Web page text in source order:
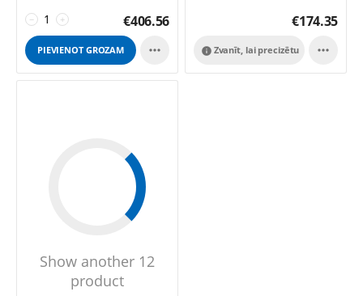
+
− €406.56
PIEVIENOT GROZAM 
€174.35
Zvanīt, lai precizētu
 
Show another 12
product